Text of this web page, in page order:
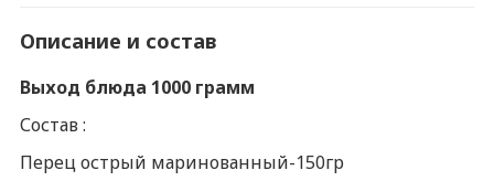
Описание и состав
Выход блюда 1000 грамм
Состав :
Перец острый маринованный-150гр